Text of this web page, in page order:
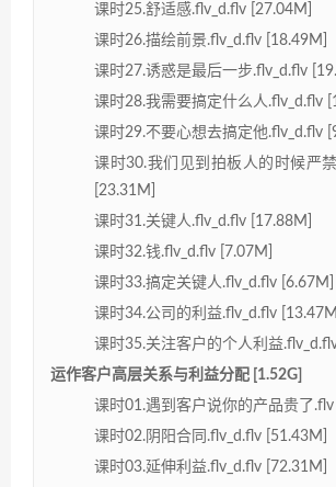
课时25.舒适感.flv_d.flv [27.04M]
课时26.描绘前景.flv_d.flv [18.49M]
课时27.诱惑是最后一步.flv_d.flv
课时28.我需要搞定什么人.flv_d.flv
课时29.不要心想去搞定他.flv_d.flv
课时30.我们见到拍板人的时候严
[23.31M]
课时31.关键人.flv_d.flv [17.88M]
课时32.钱.flv_d.flv [7.07M]
课时33.搞定关键人.flv_d.flv [6.67M]
课时34.公司的利益.flv_d.flv [13.47M]
课时35.关注客户的个人利益
运作客户高层关系与利益分配 [1.52G]
课时01.遇到客户说你的产品贵了.flv
课时02.阴阳合同.flv_d.flv [51.43M]
课时03.延伸利益.flv_d.flv [72.31M]